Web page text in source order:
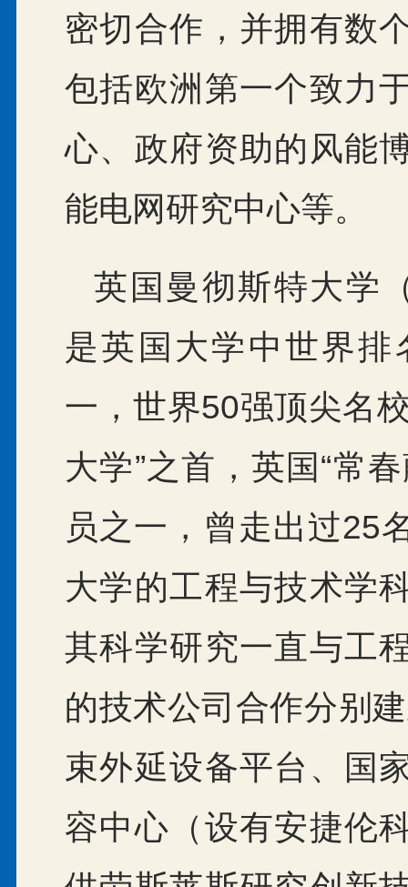
密切合作，并拥有数
包括欧洲第一个致力
心、政府资助的风能
能电网研究中心等。
英国曼彻斯特大学
是英国大学中世界
一，世界50强顶尖名
大学”之首，英国“常
员之一，曾走出过25
大学的工程与技术学
其科学研究一直与工
的技术公司合作分别
束外延设备平台、国
容中心（设有安捷伦